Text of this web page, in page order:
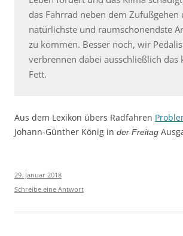
das Fahrrad neben dem Zufußgehen
natürlichste und raumschonendste
zu kommen. Besser noch, wir
verbrennen dabei ausschließlich das
Fett.
Aus dem Lexikon übers Radfahren
Johann-Günther König in der Freitag
29. Januar 2018
Schreibe eine Antwort